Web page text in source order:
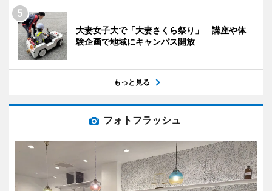
大妻女子大で「大妻さくら祭り」 講座や体
験企画で地域にキャンパス開放
もっと見る
フォトフラッシュ